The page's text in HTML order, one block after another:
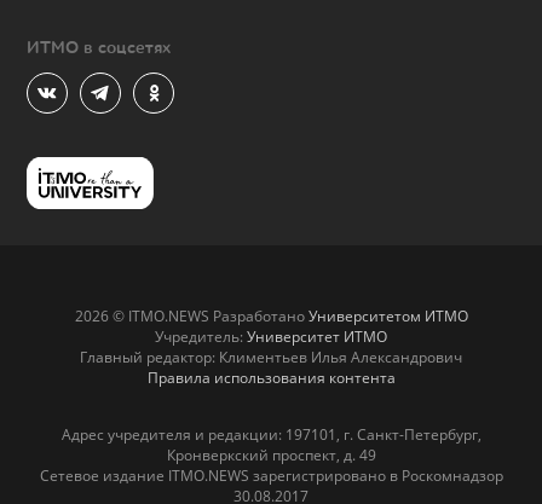
ИТМО в соцсетях
2026 © ITMO.NEWS РазработаноУниверситетом ИТМО
Учредитель: Университет ИТМО
Главный редактор: Климентьев Илья Александрович
Правила использования контента
Адрес учредителя и редакции: 197101, г. Санкт-Петербург,
Кронверкский проспект, д. 49
Сетевое издание ITMO.NEWS зарегистрировано в Роскомнадзор
30.08.2017